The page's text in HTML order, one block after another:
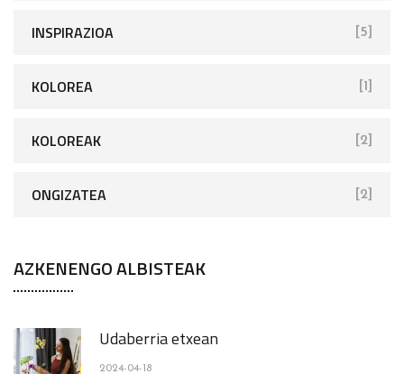
INSPIRAZIOA [5]
KOLOREA [1]
KOLOREAK [2]
ONGIZATEA [2]
AZKENENGO ALBISTEAK
Udaberria etxean
2024-04-18